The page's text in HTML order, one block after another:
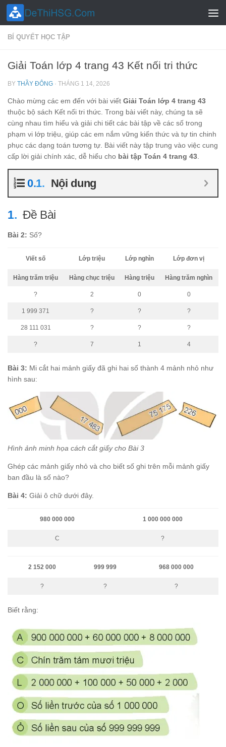
Skip to content
BÍ QUYẾT HỌC TẬP
Giải Toán lớp 4 trang 43 Kết nối tri thức
BY THẦY ĐÔNG · THÁNG 1 14, 2026
Chào mừng các em đến với bài viết Giải Toán lớp 4 trang 43
thuộc bộ sách Kết nối tri thức. Trong bài viết này, chúng ta sẽ
cùng nhau tìm hiểu và giải chi tiết các bài tập về các số trong
phạm vi lớp triệu, giúp các em nắm vững kiến thức và tự tin chinh
phục các dạng toán tương tự. Bài viết này tập trung vào việc cung
cấp lời giải chính xác, dễ hiểu cho bài tập Toán 4 trang 43.
Nội dung
Đề Bài
Bài 2: Số?
Viết số Lớp triệu Lớp nghìn Lớp đơn vị
Hàng trăm triệu Hàng chục triệu Hàng triệu Hàng trăm nghìn
? 2 0 0
1 999 371 ? ? ?
28 111 031 ? ? ?
? 7 1 4
Bài 3: Mi cắt hai mảnh giấy đã ghi hai số thành 4 mảnh nhỏ như
hình sau:
Hình ảnh minh họa cách cắt giấy cho Bài 3
Ghép các mảnh giấy nhỏ và cho biết số ghi trên mỗi mảnh giấy
ban đầu là số nào?
Bài 4: Giải ô chữ dưới đây.
980 000 000 1 000 000 000
C ?
2 152 000 999 999 968 000 000
? ? ?
Biết rằng: